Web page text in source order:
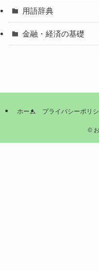
用語辞典
金融・経済の基礎
ホーム プライバシーポリ
©